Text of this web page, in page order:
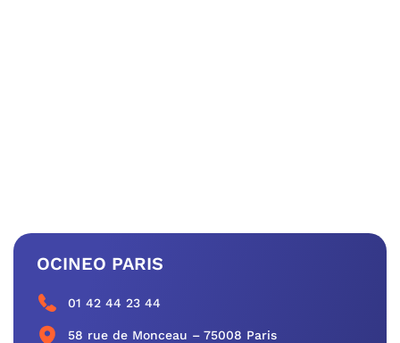
OCINEO PARIS
01 42 44 23 44
58 rue de Monceau – 75008 Paris